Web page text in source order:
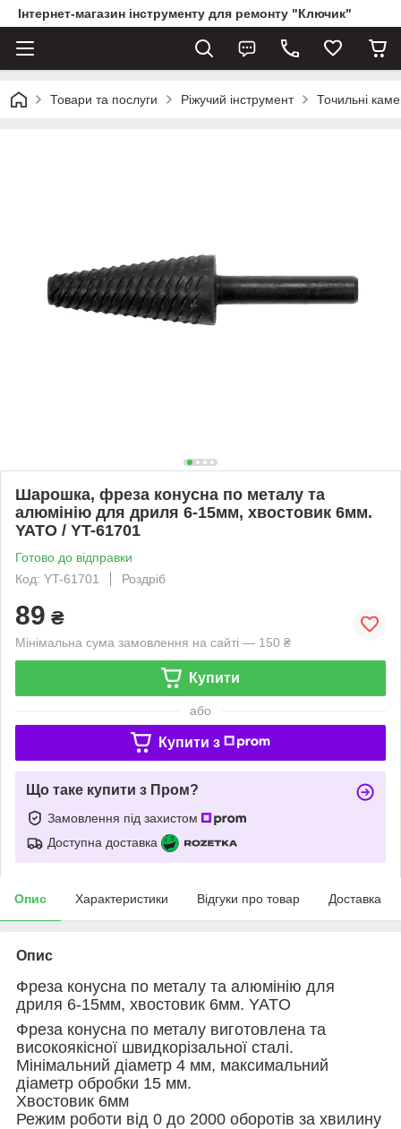
Інтернет-магазин інструменту для ремонту "Ключик"
Товари та послуги Ріжучий інструмент Точильні
Шарошка, фреза конусна по металу та
алюмінію для дриля 6-15мм, хвостовик 6мм.
YATO / YT-61701
Готово до відправки
Код: YT-61701
Роздріб
89 ₴
Мінімальна сума замовлення на сайті — 150 ₴
Купити
або
Купити з
Що таке купити з Пром?
Замовлення під захистом
Доступна доставка
Опис Характеристики Відгуки про товар Доставка
Опис
Фреза конусна по металу та алюмінію для
дриля 6-15мм, хвостовик 6мм. YATO
Фреза конусна по металу виготовлена та
високоякісної швидкорізальної сталі.
Мінімальний діаметр 4 мм, максимальний
діаметр обробки 15 мм.
Хвостовик 6мм
Режим роботи від 0 до 2000 оборотів за хвилину